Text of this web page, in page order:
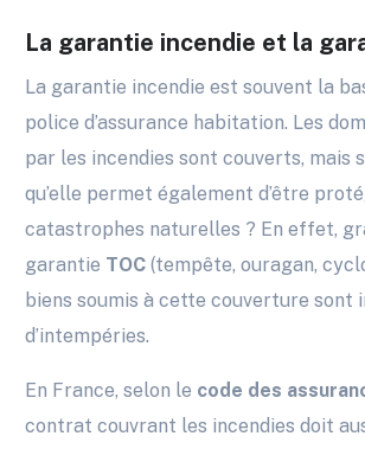
La garantie incendie et la
La garantie incendie est souvent la
police d’assurance habitation. Les
par les incendies sont couverts, mais
qu’elle permet également d’être
catastrophes naturelles ? En effet,
garantie TOC (tempête, ouragan,
biens soumis à cette couverture sont
d’intempéries.
En France, selon le code des
contrat couvrant les incendies doit